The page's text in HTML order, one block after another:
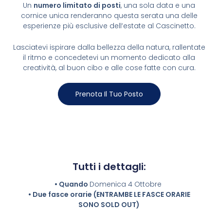
Un numero limitato di posti, una sola data e una
cornice unica renderanno questa serata una delle
esperienze più esclusive dell’estate al Cascinetto.
Lasciatevi ispirare dalla bellezza della natura, rallentate
il ritmo e concedetevi un momento dedicato alla
creatività, al buon cibo e alle cose fatte con cura.
Prenota Il Tuo Posto
Tutti i dettagli:
• Quando Domenica 4 Ottobre
• Due fasce orarie (ENTRAMBE LE FASCE ORARIE
SONO SOLD OUT)